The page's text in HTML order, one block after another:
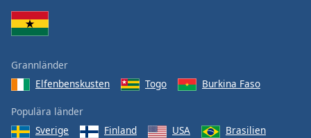
window.
Grannländer
Elfenbenskusten
Togo Burkina Faso
Populära länder
Sverige
Finland USA Brasilien